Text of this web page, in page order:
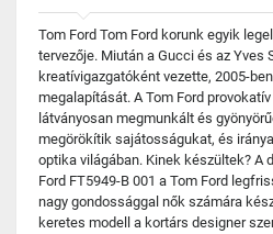
Tom Ford Tom Ford korunk egyik
tervezője. Miután a Gucci és az Yves
kreatívigazgatóként vezette, 2005-
megalapítását. A Tom Ford
látványosan megmunkált és
megörökítik sajátosságukat, és
optika világában. Kinek készültek? A
Ford FT5949-B 001 a Tom Ford
nagy gondossággal nők számára
keretes modell a kortárs designer